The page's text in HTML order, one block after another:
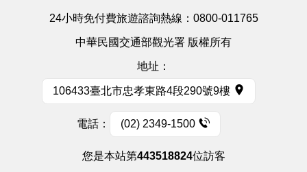
24小時免付費旅遊諮詢熱線： 0800-011765
中華民國交通部觀光署 版權所有
地址：
106433臺北市忠孝東路4段290號9樓
電話： (02) 2349-1500
您是本站第443518824位訪客